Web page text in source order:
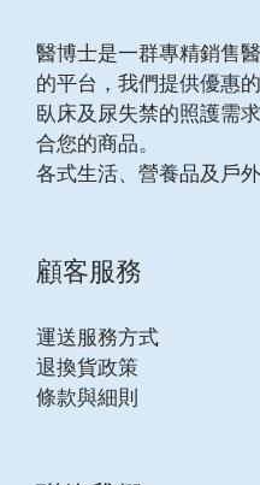
醫博士是一群專精銷售
的平台，我們提供優惠
臥床及尿失禁的照護需
合您的商品。
各式生活、營養品及戶
顧客服務
運送服務方式
退換貨政策
條款與細則